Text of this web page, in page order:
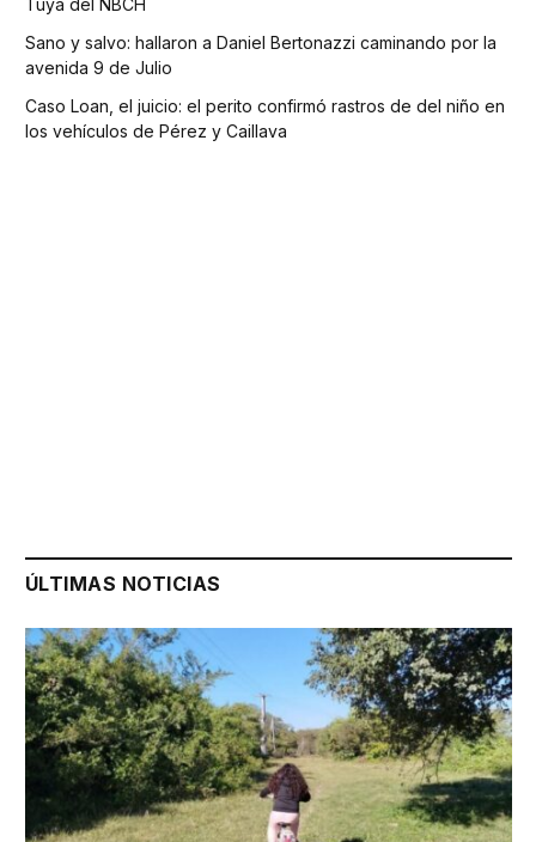
Sano y salvo: hallaron a Daniel Bertonazzi caminando por la
avenida 9 de Julio
Caso Loan, el juicio: el perito confirmó rastros de del niño en
los vehículos de Pérez y Caillava
ÚLTIMAS NOTICIAS